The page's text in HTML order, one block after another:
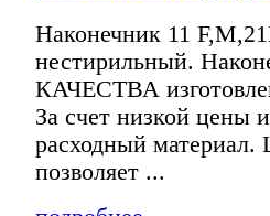
Наконечник 11
нестирильный.
КАЧЕСТВА
За счет низкой цены
расходный
позволяет ...